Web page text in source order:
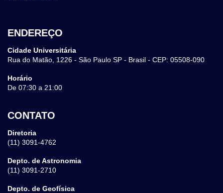
ENDEREÇO
Cidade Universitária
Rua do Matão, 1226 - São Paulo SP - Brasil - CEP: 05508-090
Horário
De 07:30 a 21:00
CONTATO
Diretoria
(11) 3091-4762
Depto. de Astronomia
(11) 3091-2710
Depto. de Geofísica